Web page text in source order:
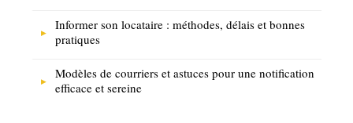
Informer son locataire : méthodes, délais et bonnes
pratiques
Modèles de courriers et astuces pour une notification
efficace et sereine